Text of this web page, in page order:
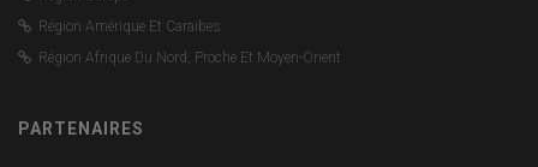
Région Amérique Et Caraïbes
Région Afrique Du Nord, Proche Et Moyen-Orient
PARTENAIRES